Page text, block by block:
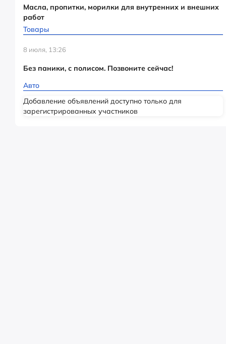
Масла, пропитки, морилки для внутренних и внешних
работ
Товары
8 июля, 13:26
Без паники, с полисом. Позвоните сейчас!
Авто
Добавление объявлений доступно только для
зарегистрированных участников